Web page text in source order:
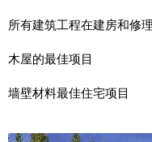
所有建筑工程在建房和修
木屋的最佳项目
墙壁材料最佳住宅项目